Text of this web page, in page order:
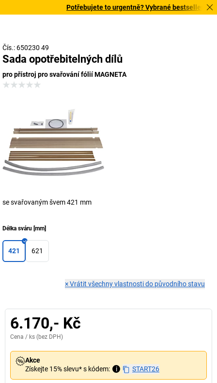
Potřebujete to urgentně? Vybrané bestsellery
Čís.: 650230 49
Sada opotřebitelných dílů
pro přístroj pro svařování fólií MAGNETA
se svařovaným švem 421 mm
Délka sváru [mm]
421 621
×Vrátit všechny vlastnosti do původního stavu
6.170,- Kč
Cena / ks (bez DPH)
Akce
Získejte 15% slevu* s kódem:
i START26